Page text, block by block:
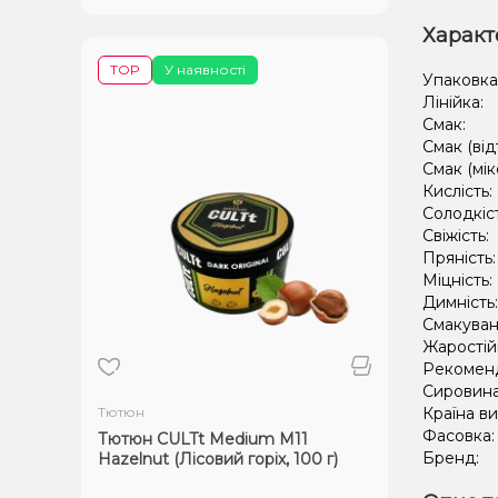
У наявності
TOP
Тютюн
Тютюн CULTt Medium M11
Hazelnut (Лісовий горіх, 100 г)
Лінійка:
Смак:
Смак
Смак
Кислість:
Свіжість:
Міцність:
Країна
Фасовка:
Бренд: